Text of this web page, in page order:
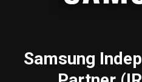
Samsung